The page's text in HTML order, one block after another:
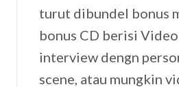
turut dibundel bonus
bonus CD berisi
interview dengn
scene, atau mungkin